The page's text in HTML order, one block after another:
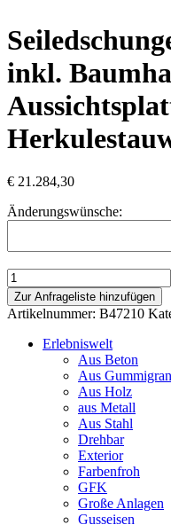
inkl.
€ 21.284,30
Änderungswünsche:
Seiledschungel
Schneeberg
inkl.
Baumhaus
Aussichtsplattform,
Herkulestauwerk
Zur Anfrageliste hinzufügen
Artikelnummer: B47210
Erlebniswelt
Aus Beton
Aus
Aus Holz
aus Metall
Aus Stahl
Drehbar
Exterior
Farbenfroh
GFK
Große Anlagen
Gusseisen